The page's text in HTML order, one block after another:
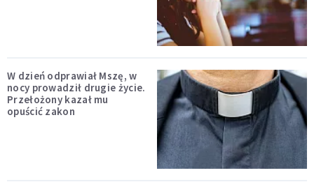
W dzień odprawiał Mszę, w
nocy prowadził drugie życie.
Przełożony kazał mu
opuścić zakon